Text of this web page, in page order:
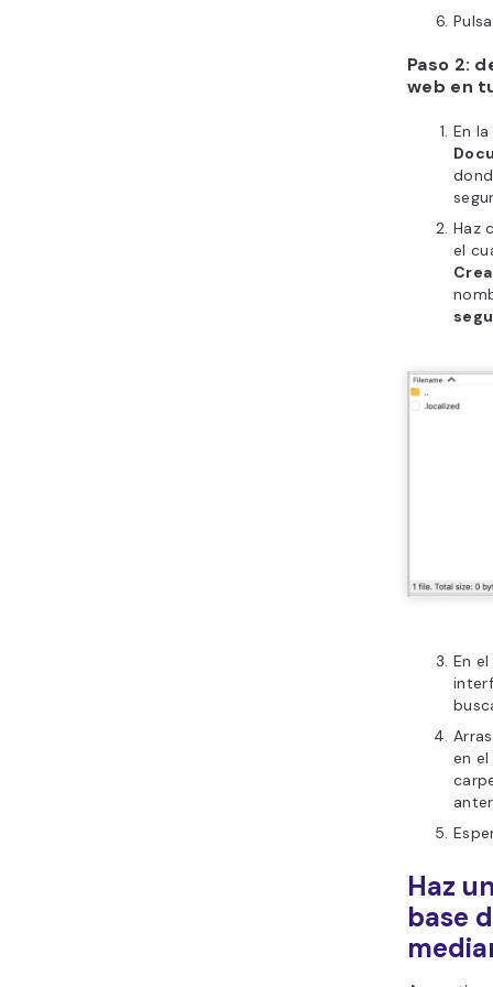
Paso 2:
web en
En
Haz
el
En
en
Haz
base